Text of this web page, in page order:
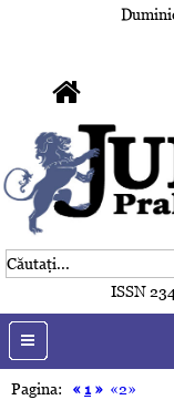
ISSN
Pagina: «1» «2»